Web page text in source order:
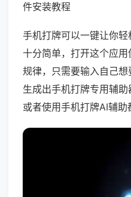
件安装教程
手机打牌可以一键让你轻
十分简单，打开这个应
规律，只需要输入自己
生成出手机打牌专用辅
或者使用手机打牌AI辅助